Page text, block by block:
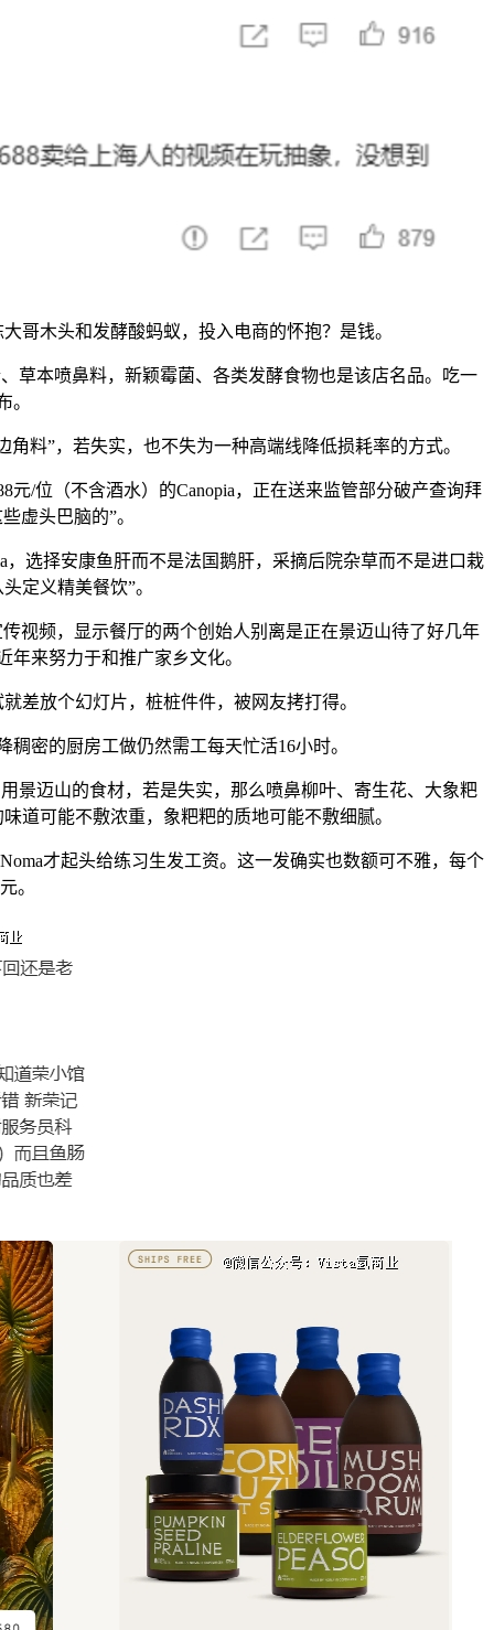
木头和发酵酸蚂蚁，投入电商的怀抱？是钱。
本喷鼻料，新颖霉菌、各类发酵食物也是该店名品。吃一
。
”，若失实，也不失为一种高端线降低损耗率的方式。
/位（不含酒水）的Canopia，正在送来监管部分破产查询拜
虚头巴脑的”。
择安康鱼肝而不是法国鹅肝，采摘后院杂草而不是进口栽
定义精美餐饮”。
频，显示餐厅的两个创始人别离是正在景迈山待了好几年
来努力于和推广家乡文化。
放个幻灯片，桩桩件件，被网友拷打得。
密的厨房工做仍然需工每天忙活16小时。
迈山的食材，若是失实，那么喷鼻柳叶、寄生花、大象粑
道可能不敷浓重，象粑粑的质地可能不敷细腻。
才起头给练习生发工资。这一发确实也数额可不雅，每个
。